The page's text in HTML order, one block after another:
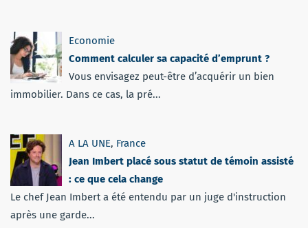
Economie
Comment calculer sa capacité d’emprunt ?
Vous envisagez peut-être d’acquérir un bien
immobilier. Dans ce cas, la pré...
A LA UNE, France
Jean Imbert placé sous statut de témoin assisté
: ce que cela change
Le chef Jean Imbert a été entendu par un juge d'instruction
après une garde...